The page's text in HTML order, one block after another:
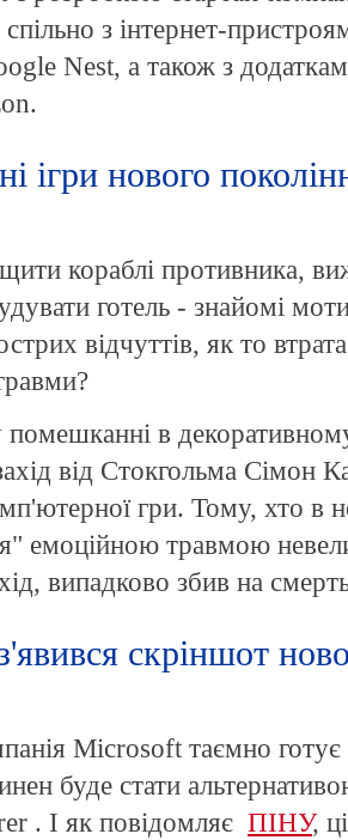
з інтернет-
Nest, а також з
ігри нового
кораблі противника,
готель - знайомі
відчуттів, як то
в
від Стокгольма Сімон
гри. Тому, хто в
емоційною травмою
випадково збив на
скріншот
Microsoft таємно
буде стати
. І як повідомляє ПІНУ,